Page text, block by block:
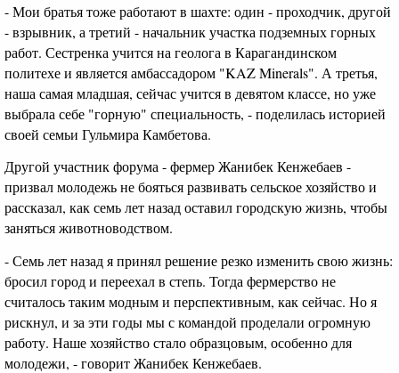
- Мои братья тоже работают в шахте: один - проходчик, другой
- взрывник, а третий - начальник участка подземных горных
работ. Сестренка учится на геолога в Карагандинском
политехе и является амбассадором "KAZ Minerals". А третья,
наша самая младшая, сейчас учится в девятом классе, но уже
выбрала себе "горную" специальность, - поделилась историей
своей семьи Гульмира Камбетова.
Другой участник форума - фермер Жанибек Кенжебаев -
призвал молодежь не бояться развивать сельское хозяйство и
рассказал, как семь лет назад оставил городскую жизнь, чтобы
заняться животноводством.
- Семь лет назад я принял решение резко изменить свою жизнь:
бросил город и переехал в степь. Тогда фермерство не
считалось таким модным и перспективным, как сейчас. Но я
рискнул, и за эти годы мы с командой проделали огромную
работу. Наше хозяйство стало образцовым, особенно для
молодежи, - говорит Жанибек Кенжебаев.